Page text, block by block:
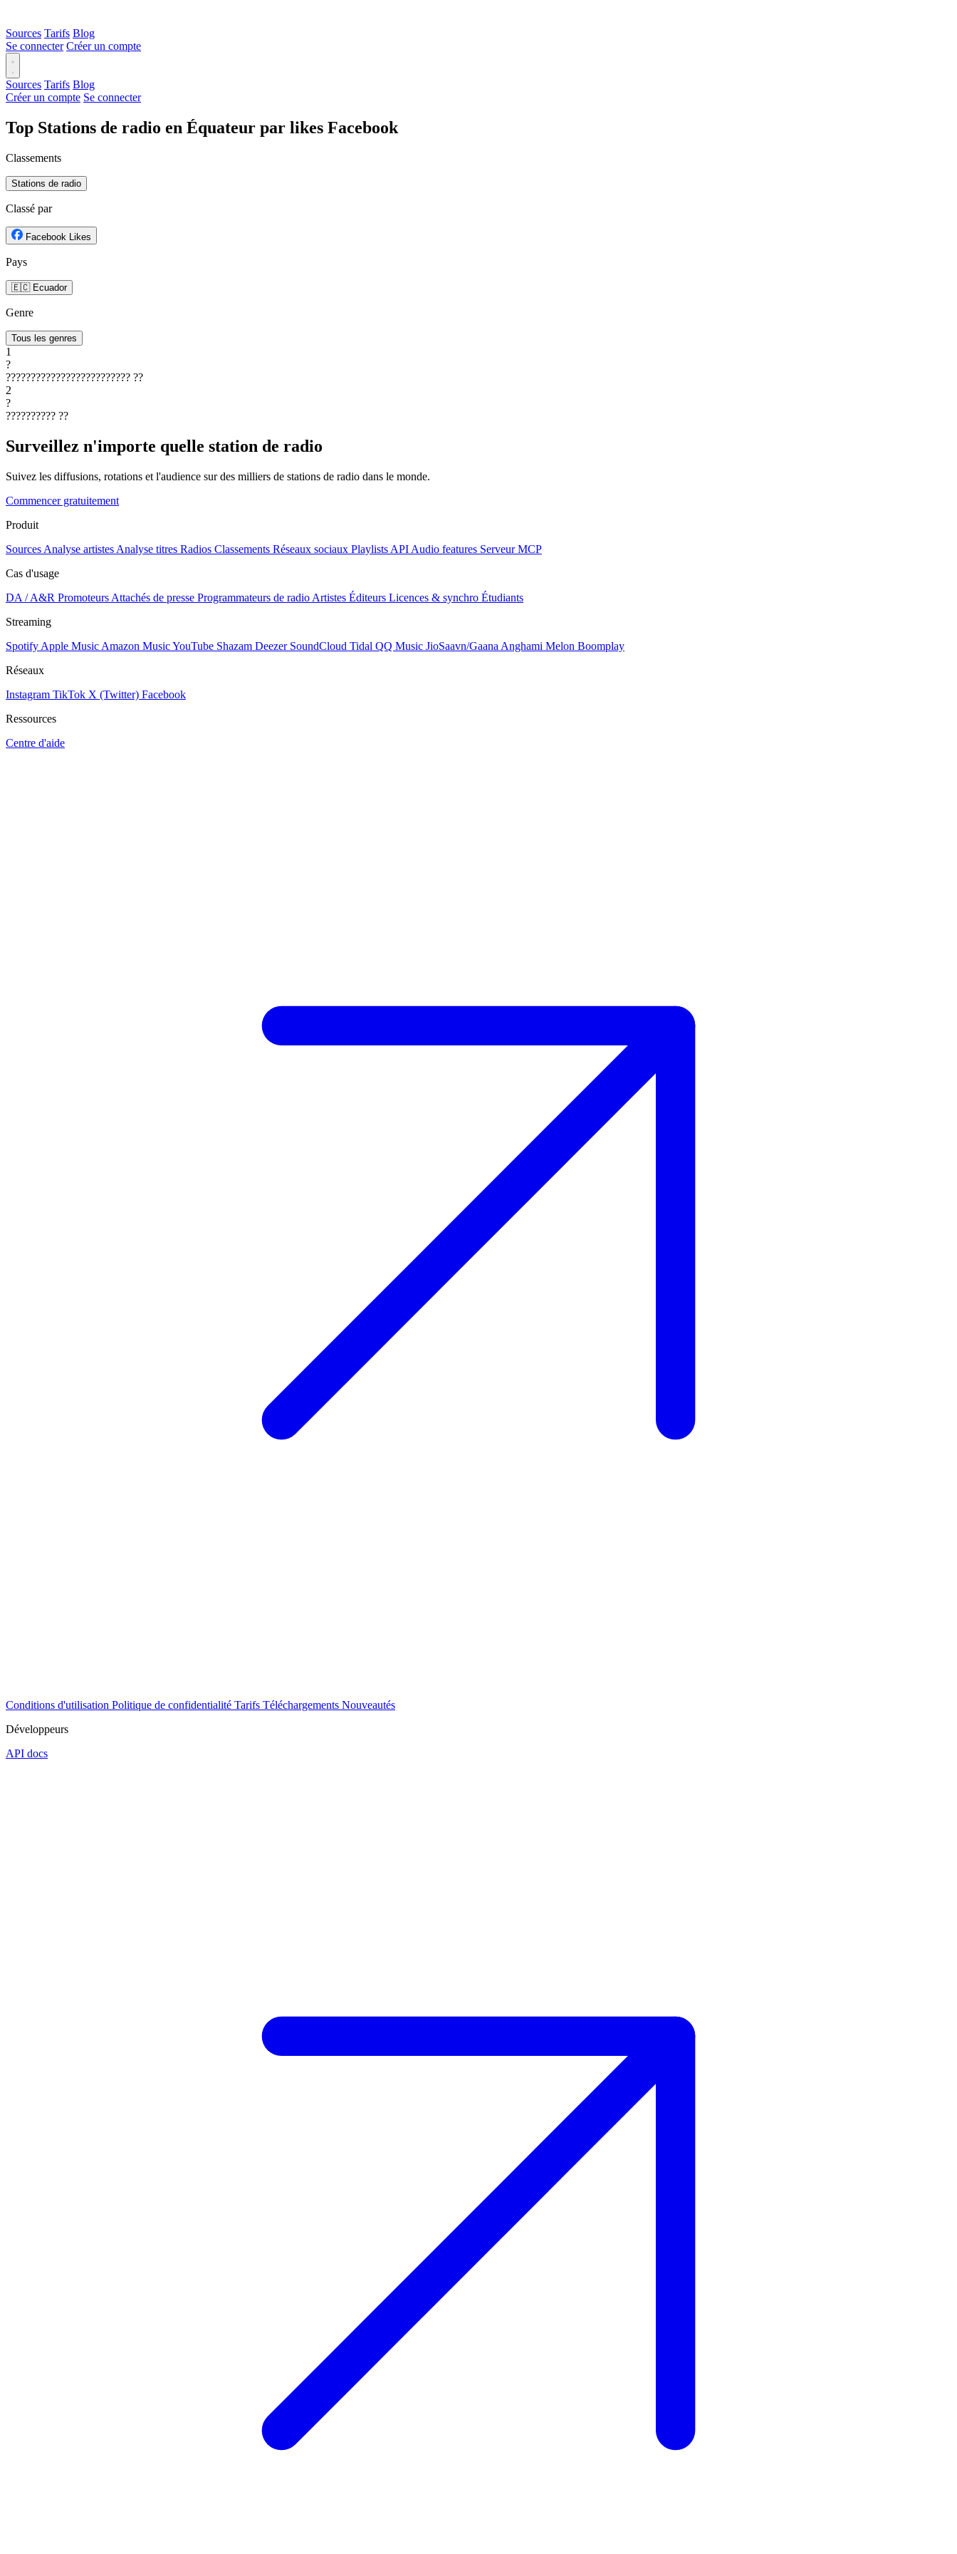
Sources Tarifs Blog
Se connecter Créer un compte
Sources Tarifs Blog
Créer un compte Se connecter
Top Stations de radio en Équateur par likes Facebook
Classements
Stations de radio
Classé par
Facebook Likes
Pays
🇪🇨 Ecuador
Genre
Tous les genres
1
?
????????????????????????? ??
2
?
?????????? ??
Surveillez n'importe quelle station de radio
Suivez les diffusions, rotations et l'audience sur des milliers de stations de radio dans le monde.
Commencer gratuitement
Produit
Sources Analyse artistes Analyse titres Radios Classements Réseaux sociaux Playlists API Audio features Serveur MCP
Cas d'usage
DA / A&R Promoteurs Attachés de presse Programmateurs de radio Artistes Éditeurs Licences & synchro Étudiants
Streaming
Spotify Apple Music Amazon MusicYouTube Shazam Deezer SoundCloud Tidal QQ Music JioSaavn/Gaana Anghami Melon Boomplay
Réseaux
Instagram TikTok X (Twitter) Facebook
Ressources
Centre d'aide
Conditions d'utilisation Politique de confidentialité Tarifs Téléchargements Nouveautés
Développeurs
API docs